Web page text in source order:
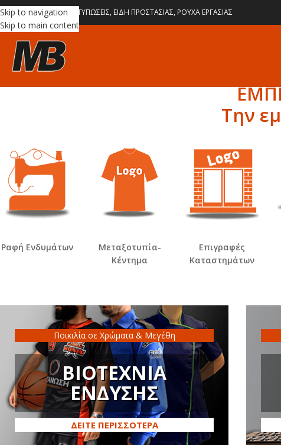
Skip to navigation
Skip to main content
ΔΩΡΑ, ΕΚΤΥΠΩΣΕΙΣ, ΕΙΔΗ ΠΡΟΣΤΑΣΙΑΣ, ΡΟΥΧΑ ΕΡΓΑΣΙΑΣ
Την
Ραφή Ενδυμάτων
Μεταξοτυπία-
Κέντημα
Επιγραφές
Καταστημάτων
Ποικιλία σε Χρώματα & Μεγέθη
ΒΙΟΤΕΧΝΙΑ
ΕΝΔΥΣΗΣ
ΔΕΙΤΕ ΠΕΡΙΣΣΟΤΕΡΑ